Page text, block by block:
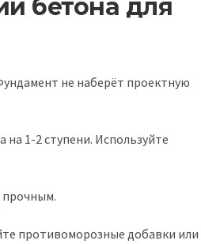
бетона для
не наберёт проектную
1-2 ступени. Используйте
прочным.
противоморозные добавки или